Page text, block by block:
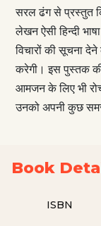
सरल ढंग से प्रस्तुत
लेखन ऐसी हिन्दी
विचारों की सूचना देने
करेगी। इस पुस्तक की
आमजन के लिए भी
उनको अपनी कुछ
Book
ISBN